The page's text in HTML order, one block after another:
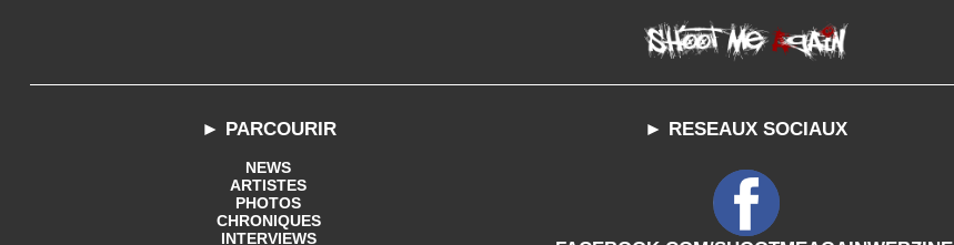
► PARCOURIR
NEWS
ARTISTES
PHOTOS
CHRONIQUES
INTERVIEWS
► RESEAUX SOCIAUX